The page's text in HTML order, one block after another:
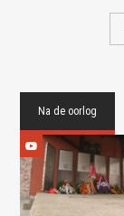
Na de oorlog